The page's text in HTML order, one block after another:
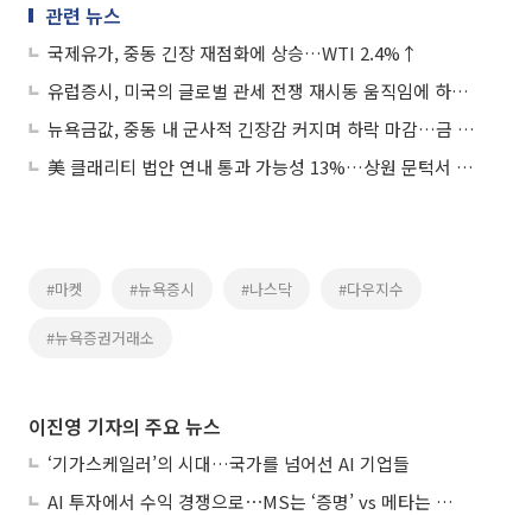
관련 뉴스
국제유가, 중동 긴장 재점화에 상승…WTI 2.4%↑
유럽증시, 미국의 글로벌 관세 전쟁 재시동 움직임에 하락 마감…스톡스600 0.66%↓
뉴욕금값, 중동 내 군사적 긴장감 커지며 하락 마감…금 선물 1.17%↓
美 클래리티 법안 연내 통과 가능성 13%…상원 문턱서 제동
#마켓 #뉴욕증시 #나스닥 #다우지수
#뉴욕증권거래소
이진영 기자의 주요 뉴스
‘기가스케일러’의 시대…국가를 넘어선 AI 기업들
AI 투자에서 수익 경쟁으로⋯MS는 ‘증명’ vs 메타는 ‘숙제’